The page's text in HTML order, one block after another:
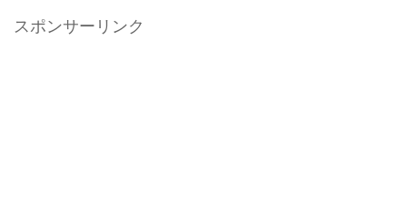
スポンサーリンク